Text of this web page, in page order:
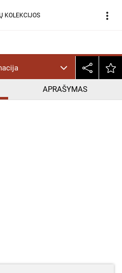
KOLEKCIJOS more_vert
APRAŠYMAS